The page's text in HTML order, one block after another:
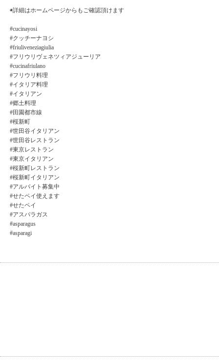
◉詳細はホームページからもご確認頂けます
#cucinayosi
#クッチーナヨシ
#friuliveneziagiulia
#フリウリヴェネツィアジューリア
#cucinafriulano
#フリウリ料理
#イタリア料理
#イタリアン
#郷土料理
#田園都市線
#桜新町
#世田谷イタリアン
#世田谷レストラン
#東京レストラン
#東京イタリアン
#桜新町レストラン
#桜新町イタリアン
#アルバイト募集中
#せたペイ使えます
#せたペイ
#アスパラガス
#asparagus
#asparagi